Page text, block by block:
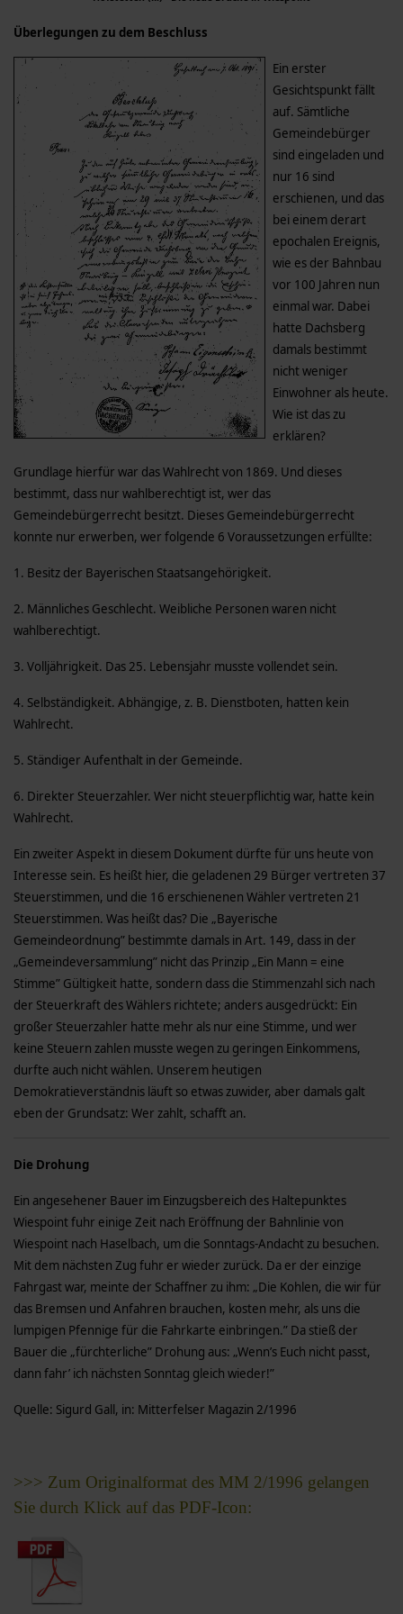
Überlegungen zu dem Beschluss
Ein erster
Gesichtspunkt fällt
auf. Sämtliche
Gemeindebürger
sind eingeladen und
nur 16 sind
erschienen, und das
bei einem derart
epochalen Ereignis,
wie es der Bahnbau
vor 100 Jahren nun
einmal war. Dabei
hatte Dachsberg
damals bestimmt
nicht weniger
Einwohner als heute.
Wie ist das zu
erklären?
Grundlage hierfür war das Wahlrecht von 1869. Und dieses
bestimmt, dass nur wahlberechtigt ist, wer das
Gemeindebürgerrecht besitzt. Dieses Gemeindebürgerrecht
konnte nur erwerben, wer folgende 6 Voraussetzungen erfüllte:
1. Besitz der Bayerischen Staatsangehörigkeit.
2. Männliches Geschlecht. Weibliche Personen waren nicht
wahlberechtigt.
3. Volljährigkeit. Das 25. Lebensjahr musste vollendet sein.
4. Selbständigkeit. Abhängige, z. B. Dienstboten, hatten kein
Wahlrecht.
5. Ständiger Aufenthalt in der Gemeinde.
6. Direkter Steuerzahler. Wer nicht steuerpflichtig war, hatte kein
Wahlrecht.
Ein zweiter Aspekt in diesem Dokument dürfte für uns heute von
Interesse sein. Es heißt hier, die geladenen 29 Bürger vertreten 37
Steuerstimmen, und die 16 erschienenen Wähler vertreten 21
Steuerstimmen. Was heißt das? Die „Bayerische
Gemeindeordnung” bestimmte damals in Art. 149, dass in der
„Gemeindeversammlung” nicht das Prinzip „Ein Mann = eine
Stimme” Gültigkeit hatte, sondern dass die Stimmenzahl sich nach
der Steuerkraft des Wählers richtete; anders ausgedrückt: Ein
großer Steuerzahler hatte mehr als nur eine Stimme, und wer
keine Steuern zahlen musste wegen zu geringen Einkommens,
durfte auch nicht wählen. Unserem heutigen
Demokratieverständnis läuft so etwas zuwider, aber damals galt
eben der Grundsatz: Wer zahlt, schafft an.
Die Drohung
Ein angesehener Bauer im Einzugsbereich des Haltepunktes
Wiespoint fuhr einige Zeit nach Eröffnung der Bahnlinie von
Wiespoint nach Haselbach, um die Sonntags-Andacht zu besuchen.
Mit dem nächsten Zug fuhr er wieder zurück. Da er der einzige
Fahrgast war, meinte der Schaffner zu ihm: „Die Kohlen, die wir für
das Bremsen und Anfahren brauchen, kosten mehr, als uns die
lumpigen Pfennige für die Fahrkarte einbringen.” Da stieß der
Bauer die „fürchterliche” Drohung aus: „Wenn’s Euch nicht passt,
dann fahr’ ich nächsten Sonntag gleich wieder!”
Quelle: Sigurd Gall, in: Mitterfelser Magazin 2/1996
>>> Zum Originalformat des MM 2/1996 gelangen
Sie durch Klick auf das PDF-Icon: